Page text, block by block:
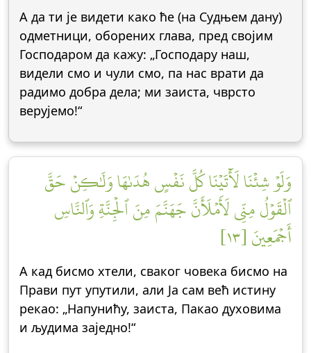
А да ти је видети како ће (на Судњем дану)
одметници, оборених глава, пред својим
Господаром да кажу: „Господару наш,
видели смо и чули смо, па нас врати да
радимо добра дела; ми заиста, чврсто
верујемо!“
وَلَوۡ شِئۡنَا لَأٓتَيۡنَا كُلَّ نَفۡسٍ هُدَىٰهَا وَلَٰكِنۡ حَقَّ
ٱلۡقَوۡلُ مِنِّي لَأَمۡلَأَنَّ جَهَنَّمَ مِنَ ٱلۡجِنَّةِ وَٱلنَّاسِ
أَجۡمَعِينَ [١٣]
А кад бисмо хтели, сваког човека бисмо на
Прави пут упутили, али Ја сам већ истину
рекао: „Напунићу, заиста, Пакао духовима
и људима заједно!“